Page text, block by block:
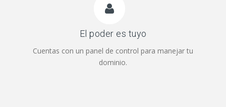
El poder es tuyo
Cuentas con un panel de control para manejar tu
dominio.